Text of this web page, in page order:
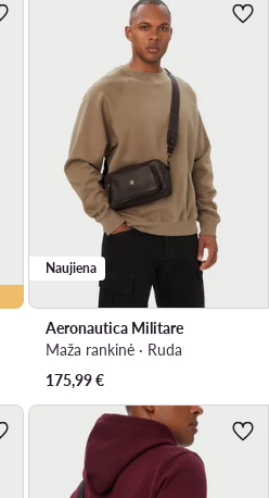
Naujiena
Aeronautica Militare
Maža rankinė · Ruda
175,99€